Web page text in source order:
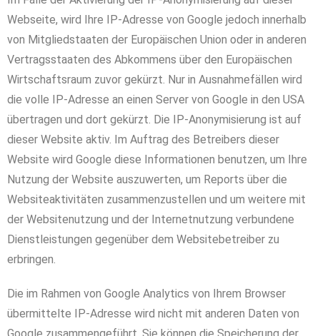
Webseite, wird Ihre IP-Adresse von Google jedoch innerhalb
von Mitgliedstaaten der Europäischen Union oder in anderen
Vertragsstaaten des Abkommens über den Europäischen
Wirtschaftsraum zuvor gekürzt. Nur in Ausnahmefällen wird
die volle IP-Adresse an einen Server von Google in den USA
übertragen und dort gekürzt. Die IP-Anonymisierung ist auf
dieser Website aktiv. Im Auftrag des Betreibers dieser
Website wird Google diese Informationen benutzen, um Ihre
Nutzung der Website auszuwerten, um Reports über die
Websiteaktivitäten zusammenzustellen und um weitere mit
der Websitenutzung und der Internetnutzung verbundene
Dienstleistungen gegenüber dem Websitebetreiber zu
erbringen.
Die im Rahmen von Google Analytics von Ihrem Browser
übermittelte IP-Adresse wird nicht mit anderen Daten von